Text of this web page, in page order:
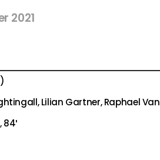
2021
Lilian Gartner, Raphael Van